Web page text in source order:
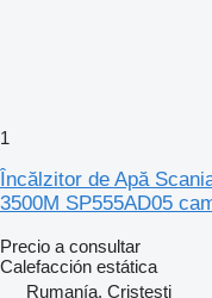
1
Încălzitor de Apă
3500M SP555AD05
Precio a consultar
Calefacción estática
Rumanía, Cristesti